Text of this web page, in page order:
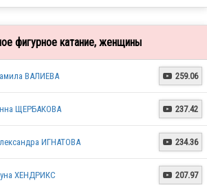
фигурное катание, женщины
ВАЛИЕВА  259.06
ЩЕРБАКОВА  237.42
ИГНАТОВА  234.36
ХЕНДРИКС  207.97